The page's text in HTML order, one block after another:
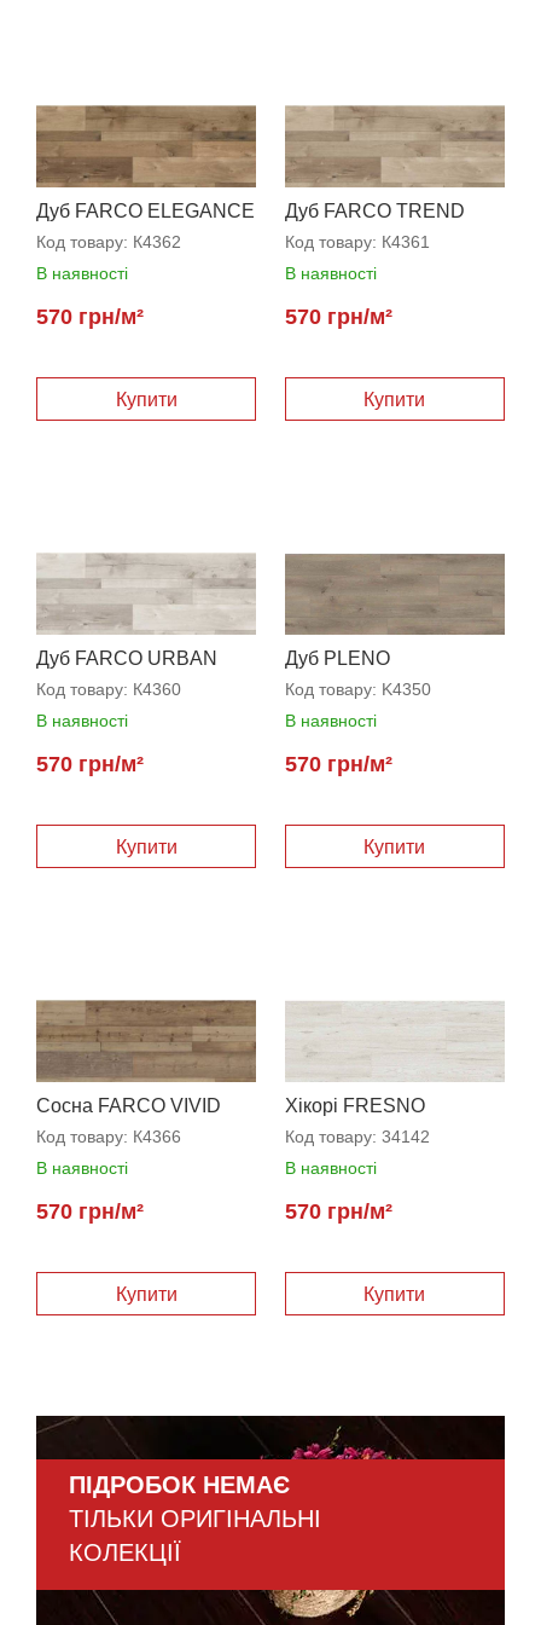
Дуб FARCO ELEGANCE
Код товару: К4362
В наявності
570 грн/м²
Дуб FARCO TREND
Код товару: К4361
В наявності
570 грн/м²
Дуб FARCO URBAN
Код товару: К4360
В наявності
570 грн/м²
Дуб PLENO
Код товару: K4350
В наявності
570 грн/м²
Сосна FARCO VIVID
Код товару: К4366
В наявності
570 грн/м²
Хікорі FRESNO
Код товару: 34142
В наявності
570 грн/м²
ПІДРОБОК НЕМАЄ
ТІЛЬКИ ОРИГІНАЛЬНІ
КОЛЕКЦІЇ